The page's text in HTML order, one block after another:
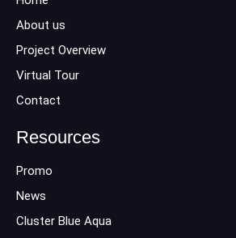
About us
Project Overview
Virtual Tour
Contact
Resources
Promo
News
Cluster Blue Aqua